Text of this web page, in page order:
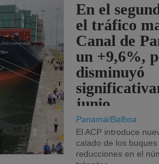
En el
el tráfico
Canal de
un +9,6%,
disminuyó
junio.
Panamá/Balboa
El ACP introduce
calado de los
reducciones en el